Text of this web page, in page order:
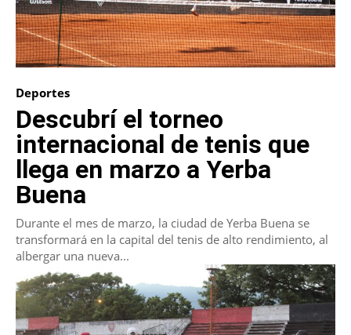
Deportes
Descubrí el torneo
internacional de tenis que
llega en marzo a Yerba
Buena
Durante el mes de marzo, la ciudad de Yerba Buena se
transformará en la capital del tenis de alto rendimiento, al
albergar una nueva...